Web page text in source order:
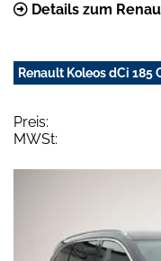
Details zum
Renault Koleos dCi 185
Preis:
MWSt: